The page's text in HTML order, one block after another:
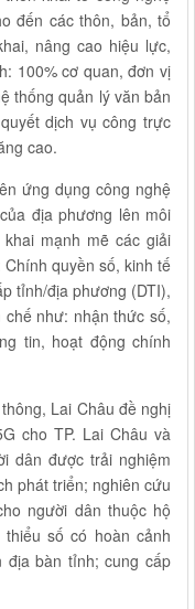
đến các thôn, bản, tổ
nâng cao hiệu lực,
100% cơ quan, đơn vị
thống quản lý văn bản
dịch vụ công trực
cao.
ứng dụng công nghệ
địa phương lên môi
mạnh mẽ các giải
quyền số, kinh tế
tỉnh/địa phương (DTI),
như: nhận thức số,
tin, hoạt động chính
Lai Châu đề nghị
cho TP. Lai Châu và
dân được trải nghiệm
phát triển; nghiên cứu
người dân thuộc hộ
số có hoàn cảnh
địa bàn tỉnh; cung cấp